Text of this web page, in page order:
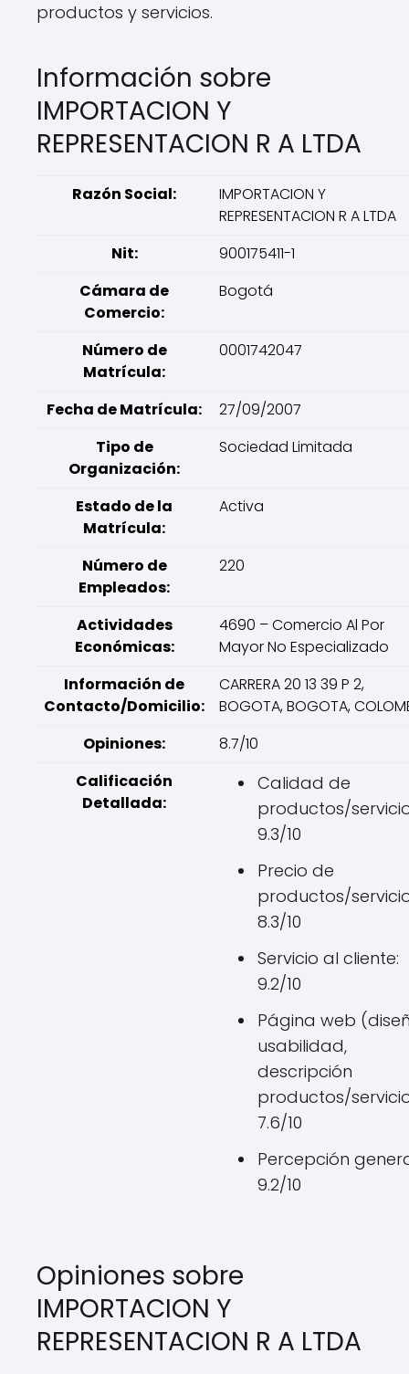
productos y servicios.
Información sobre
IMPORTACION Y
REPRESENTACION R A LTDA
Razón Social:
IMPORTACION Y
REPRESENTACION R A LTDA
Nit:
900175411-1
Cámara de
Comercio:
Bogotá
Número de
Matrícula:
0001742047
Fecha de Matrícula:
27/09/2007
Tipo de
Organización:
Sociedad Limitada
Estado de la
Matrícula:
Activa
Número de
Empleados:
220
Actividades
Económicas:
4690 – Comercio Al Por
Mayor No Especializado
Información de
Contacto/Domicilio:
CARRERA 20 13 39 P 2,
BOGOTA, BOGOTA,
Opiniones:
8.7/10
Calificación
Detallada:
Calidad de
productos/
9.3/10
Precio de
productos/
8.3/10
Servicio al cliente:
9.2/10
Página web
usabilidad,
descripción
productos/
7.6/10
Percepción
9.2/10
Opiniones sobre
IMPORTACION Y
REPRESENTACION R A LTDA